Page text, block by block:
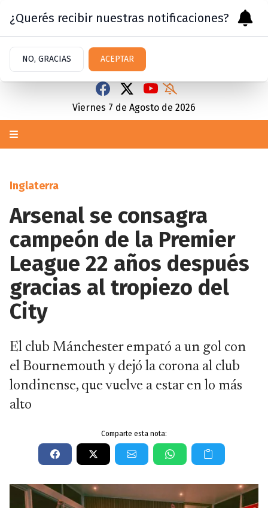
Viernes 7 de Agosto de 2026
Inglaterra
Arsenal se consagra
campeón de la Premier
League 22 años después
gracias al tropiezo del
City
El club Mánchester empató a un gol con
el Bournemouth y dejó la corona al club
londinense, que vuelve a estar en lo más
alto
Comparte esta nota:
¿Querés recibir nuestras notificaciones?
NO, GRACIAS ACEPTAR